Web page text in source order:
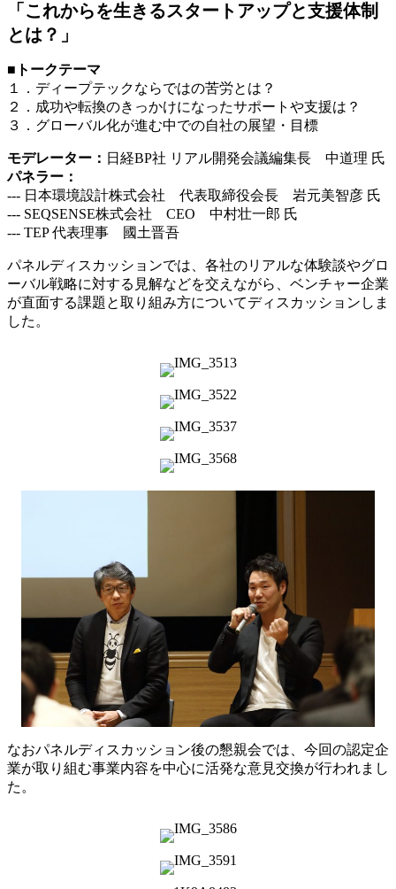
「これからを生きるスタートアップと支援体制
とは？」
■トークテーマ
１．ディープテックならではの苦労とは？
２．成功や転換のきっかけになったサポートや支援は？
３．グローバル化が進む中での自社の展望・目標
モデレーター： 日経BP社 リアル開発会議編集長 中道理 氏
パネラー：
--- 日本環境設計株式会社 代表取締役会長 岩元美智彦 氏
--- SEQSENSE株式会社 CEO 中村壮一郎 氏
--- TEP 代表理事 國土晋吾
パネルディスカッションでは、各社のリアルな体験談やグロ
ーバル戦略に対する見解などを交えながら、ベンチャー企業
が直面する課題と取り組み方についてディスカッションしま
した。
なおパネルディスカッション後の懇親会では、今回の認定企
業が取り組む事業内容を中心に活発な意見交換が行われまし
た。